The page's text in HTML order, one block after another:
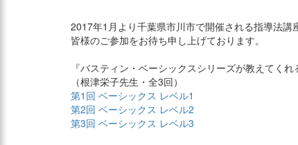
2017年1月より千葉県市川市で開催される指導法講
皆様のご参加をお待ち申し上げております。
『バスティン・ベーシックスシリーズが教えてくれ
（根津栄子先生・全3回）
第1回 ベーシックス レベル1
第2回 ベーシックス レベル2
第3回 ベーシックス レベル3